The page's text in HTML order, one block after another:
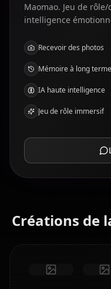
Maomao. Jeu de
intelligence
Recevoir des photos
Mémoire à long terme
IA haute intelligence
Jeu de rôle immersif
Créations de